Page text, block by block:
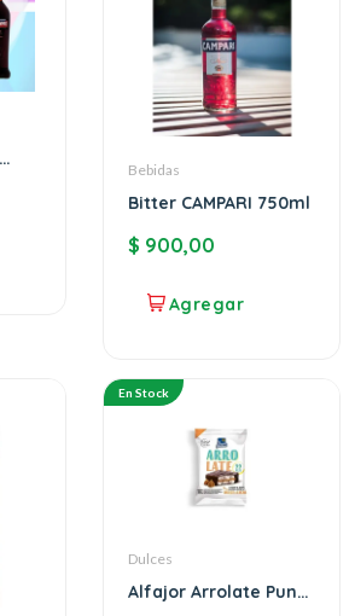
Bebidas
Bitter CAMPARI 750ml
$ 900,00
En Stock
Dulces
Alfajor Arrolate Punta